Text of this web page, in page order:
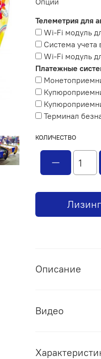
КОЛИЧЕСТВО
Лизинг
Телеметрия для
Wi-Fi модуль
Система учета
Wi-Fi модуль
Платежные
Терминал
Описание
Видео